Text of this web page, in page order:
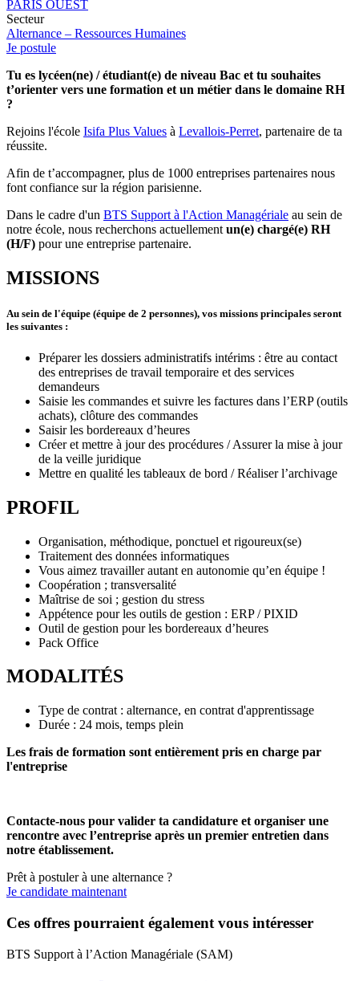
PARIS OUEST
Secteur
Alternance – Ressources Humaines
Je postule
Tu es lycéen(ne) / étudiant(e) de niveau Bac et tu souhaites
t’orienter vers une formation et un métier dans le domaine RH
?
Rejoins l'école Isifa Plus Values à Levallois-Perret, partenaire de ta
réussite.
Afin de t’accompagner, plus de 1000 entreprises partenaires nous
font confiance sur la région parisienne.
Dans le cadre d'un BTS Support à l'Action Managériale au sein de
notre école, nous recherchons actuellementun(e) chargé(e) RH
(H/F) pour une entreprise partenaire.
MISSIONS
Au sein de l'équipe (équipe de 2 personnes), vos missions principales seront
les suivantes :
Préparer les dossiers administratifs intérims : être au contact
des entreprises de travail temporaire et des services
demandeurs
Saisie les commandes et suivre les factures dans l’ERP (outils
achats), clôture des commandes
Saisir les bordereaux d’heures
Créer et mettre à jour des procédures / Assurer la mise à jour
de la veille juridique
Mettre en qualité les tableaux de bord / Réaliser l’archivage
PROFIL
Organisation, méthodique, ponctuel et rigoureux(se)
Traitement des données informatiques
Vous aimez travailler autant en autonomie qu’en équipe !
Coopération ; transversalité
Maîtrise de soi ; gestion du stress
Appétence pour les outils de gestion : ERP / PIXID
Outil de gestion pour les bordereaux d’heures
Pack Office
MODALITÉS
Type de contrat : alternance, en contrat d'apprentissage
Durée : 24 mois, temps plein
Les frais de formation sont entièrement pris en charge par
l'entreprise
Contacte-nous pour valider ta candidature et organiser une
rencontre avec l’entreprise après un premier entretien dans
notre établissement.
Prêt à postuler à une alternance ?
Je candidate maintenant
Ces offres pourraient également vous intéresser
BTS Support à l’Action Managériale (SAM)